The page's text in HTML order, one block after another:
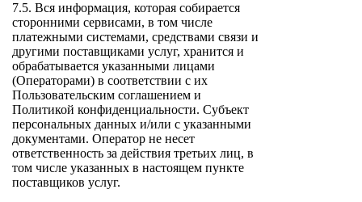
7.5. Вся информация, которая собирается
сторонними сервисами, в том числе
платежными системами, средствами связи и
другими поставщиками услуг, хранится и
обрабатывается указанными лицами
(Операторами) в соответствии с их
Пользовательским соглашением и
Политикой конфиденциальности. Субъект
персональных данных и/или с указанными
документами. Оператор не несет
ответственность за действия третьих лиц, в
том числе указанных в настоящем пункте
поставщиков услуг.